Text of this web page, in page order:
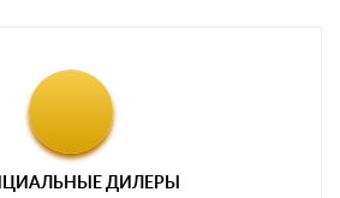
ДИЛЕРЫ